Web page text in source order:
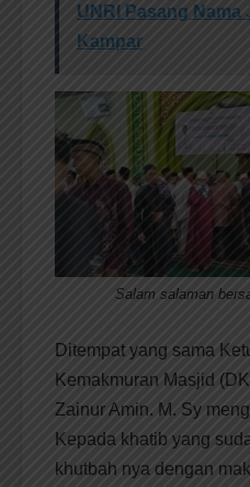
UNRI Pasang Nama
Kampar
Salam salaman
Ditempat yang sama
Kemakmuran Masjid
Zainur Amin. M. Sy
Kepada khatib yang
khutbah nya dengan